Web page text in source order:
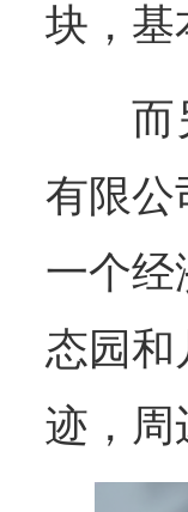
块，基
而
有限公
一个经
态园和
迹，周